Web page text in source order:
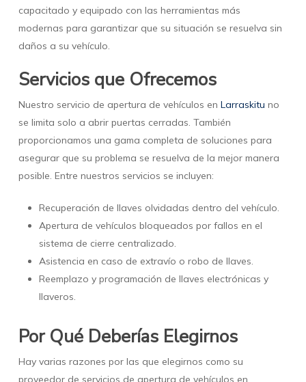
capacitado y equipado con las herramientas más
modernas para garantizar que su situación se resuelva sin
daños a su vehículo.
Servicios que Ofrecemos
Nuestro servicio de apertura de vehículos en Larraskitu no
se limita solo a abrir puertas cerradas. También
proporcionamos una gama completa de soluciones para
asegurar que su problema se resuelva de la mejor manera
posible. Entre nuestros servicios se incluyen:
Recuperación de llaves olvidadas dentro del vehículo.
Apertura de vehículos bloqueados por fallos en el
sistema de cierre centralizado.
Asistencia en caso de extravío o robo de llaves.
Reemplazo y programación de llaves electrónicas y
llaveros.
Por Qué Deberías Elegirnos
Hay varias razones por las que elegirnos como su
proveedor de servicios de apertura de vehículos en